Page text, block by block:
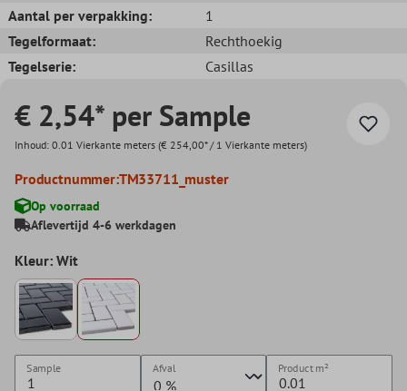
Aantal per verpakking:
1
Tegelformaat:
Rechthoekig
Tegelserie:
Casillas
€ 2,54* per Sample
Inhoud: 0.01 Vierkante meters (€ 254,00* / 1 Vierkante meters)
Productnummer:TM33711_muster
Op voorraad
Aflevertijd 4-6 werkdagen
Kleur: Wit
Sample Afval Productm²